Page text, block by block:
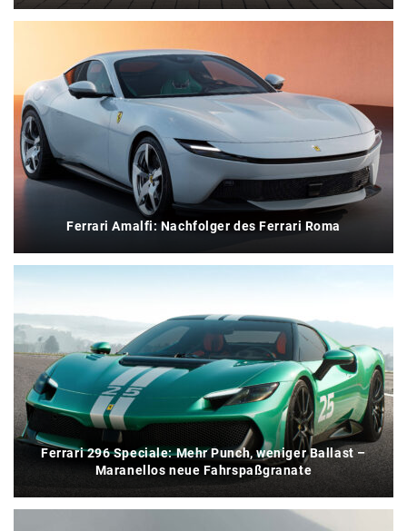
Ferrari Amalfi: Nachfolger des Ferrari Roma
Ferrari 296 Speciale: Mehr Punch, weniger Ballast –
Maranellos neue Fahrspaßgranate